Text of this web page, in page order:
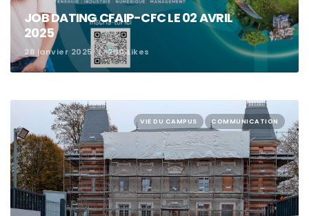
JOB DATING CFAIP-CFC LE 02 AVRIL
2025
28 janvier 2025 200 Likes
COMMUNICATION
VIE DU CAMPUS